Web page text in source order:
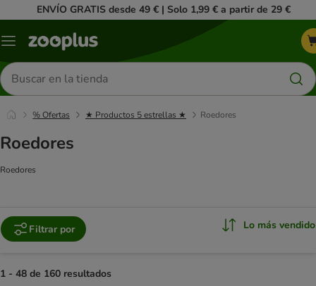
ENVÍO GRATIS desde 49 € | Solo 1,99 € a partir de 29 €
Menú
Buscar
productos
% Ofertas ★ Productos 5 estrellas ★ Roedores
Roedores
Roedores
Filtrar por Lo más vendido
1 - 48 de 160 resultados